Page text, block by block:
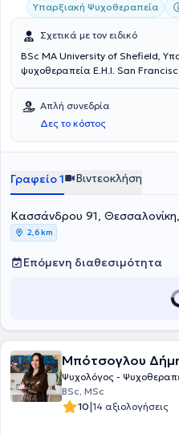
Υπαρξιακή Ψυχοθεραπεία
Σχετικά με τον ειδικό
BSc MA University of Shefield,
ψυχοθεραπεία E.H.I. San
Απλή συνεδρία
Δες το κόστος
Γραφείο 1 Βιντεοκλήση
Κασσάνδρου 91,
2,6 km
Επόμενη διαθεσιμότητα
Μπότσογλου
Ψυχολόγος -
BSc, MSc
10|14 αξιολογήσεις